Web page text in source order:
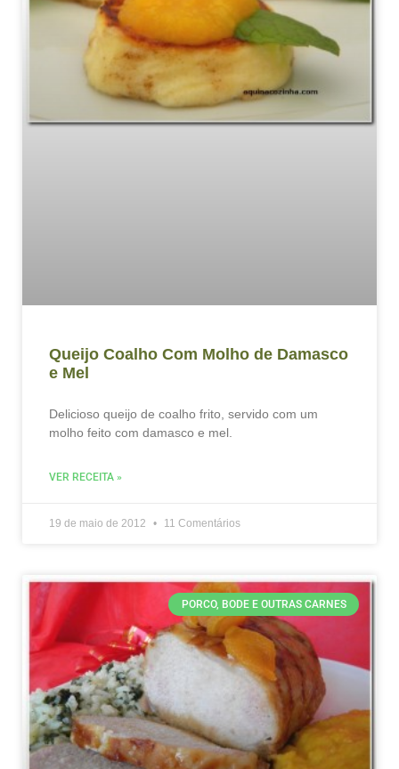
Queijo Coalho Com Molho de Damasco
e Mel
Delicioso queijo de coalho frito, servido com um
molho feito com damasco e mel.
VER RECEITA »
19 de maio de 2012 11 Comentários
PORCO, BODE E OUTRAS CARNES